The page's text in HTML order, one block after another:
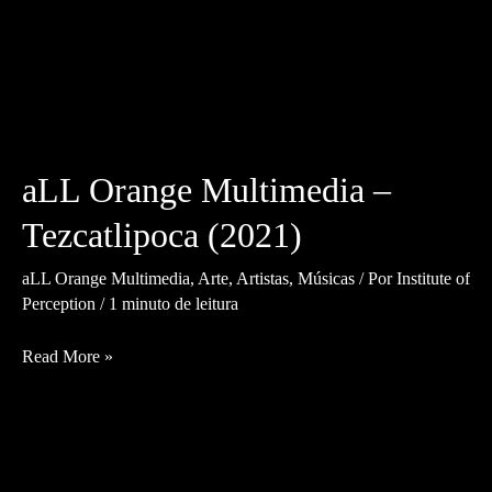
aLL Orange Multimedia –
Tezcatlipoca (2021)
aLL Orange Multimedia, Arte, Artistas, Músicas / PorInstitute of
Perception / 1 minuto de leitura
aLL
Read More »